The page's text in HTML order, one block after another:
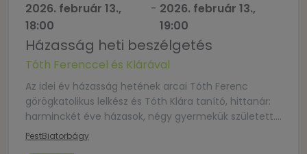
2026. február 13.,
18:00
- 2026. február 13.,
19:00
Házasság heti beszélgetés
Tóth Ferenccel és Klárával
Az idei év házasság hetének arcai Tóth Ferenc
görögkatolikus lelkész és Tóth Klára tanító, hittanár:
harminckét éve házasok, négy gyermekük született.
Klára a Czuczor Gergely Katolikus Iskolában tanít.
PestBiatorbágy